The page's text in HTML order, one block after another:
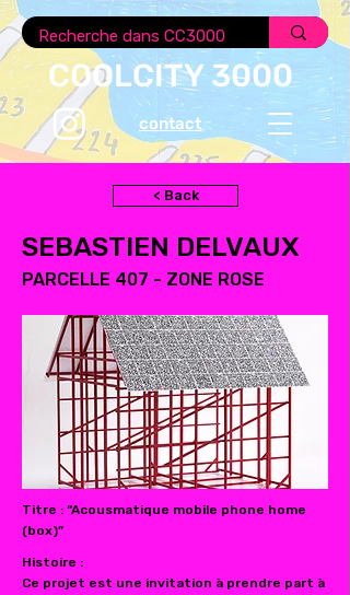
COOLCITY 3000
contact
< Back
SEBASTIEN DELVAUX
PARCELLE 407 - ZONE ROSE
Titre : “Acousmatique mobile phone home
(box)”
Histoire :
Ce projet est une invitation à prendre part à